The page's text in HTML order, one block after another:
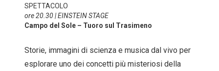
SPETTACOLO
ore 20.30 | EINSTEIN STAGE
Campo del Sole – Tuoro sul Trasimeno
Storie, immagini di scienza e musica dal vivo per
esplorare uno dei concetti più misteriosi della